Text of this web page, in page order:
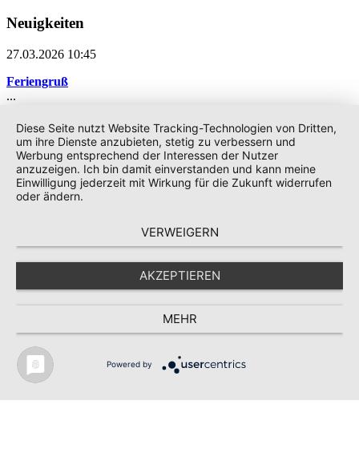
Neuigkeiten
27.03.2026 10:45
Feriengruß
...
Weiterlesen …Feriengruß
27.03.2026 10:30
Sportabzeichen in den 4. Klassen
26.03.2026 16:33
1. Platz beim 38. Fabulierwettbewerb der Stadt Hanau
1. Platz beim 38. Fabulierwettbewerb der Stadt
Hanau
Theodor-Heuss-Schule
| Grundschule der Stadt Hanau
Jürgen-Sticher-Platz 1 | 63456 Hanau
Tel.: 06181-61451 | Fax: 06181-650397
Diese Seite nutzt Website Tracking-Technologien von Dritten,
um ihre Dienste anzubieten, stetig zu verbessern und
Werbung entsprechend der Interessen der Nutzer
anzuzeigen. Ich bin damit einverstanden und kann meine
Einwilligung jederzeit mit Wirkung für die Zukunft widerrufen
oder ändern.
VERWEIGERN
AKZEPTIEREN
MEHR
Powered by